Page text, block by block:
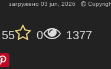
загружено 03 jun, 2026
55 0 1377